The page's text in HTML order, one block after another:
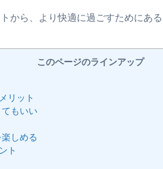
から、より快適に過ごすためにあ
このページのラインアップ
リット
もいい
しめる
ト